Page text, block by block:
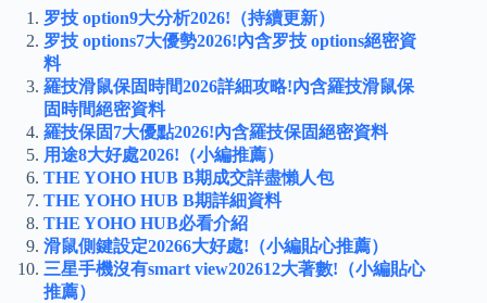
罗技 option9大分析2026!（持續更新）
罗技 options7大優勢2026!內含罗技 options絕密資
料
羅技滑鼠保固時間2026詳細攻略!內含羅技滑鼠保
固時間絕密資料
羅技保固7大優點2026!內含羅技保固絕密資料
用途8大好處2026!（小編推薦）
THE YOHO HUB B期成交詳盡懶人包
THE YOHO HUB B期詳細資料
THE YOHO HUB必看介紹
滑鼠側鍵設定20266大好處!（小編貼心推薦）
三星手機沒有smart view202612大著數!（小編貼心
推薦）